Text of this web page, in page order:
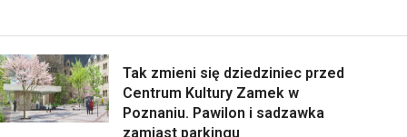
Tak zmieni się dziedziniec przed
Centrum Kultury Zamek w
Poznaniu. Pawilon i sadzawka
zamiast parkingu